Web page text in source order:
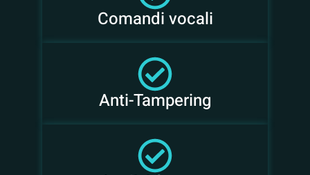
Comandi vocali
Anti-Tampering